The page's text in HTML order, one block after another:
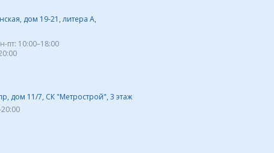
дом 19-21, литера А,
пт: 10:00–18:00
дом 11/7, СК "Метрострой", 3 этаж